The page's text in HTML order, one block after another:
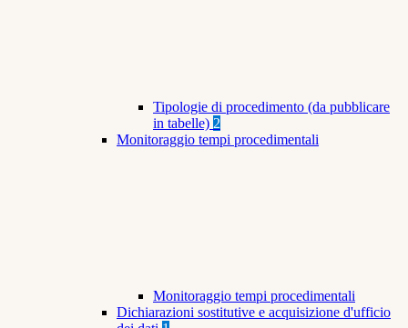
Tipologie di procedimento (da pubblicare
in tabelle) 2
Monitoraggio tempi procedimentali
Monitoraggio tempi procedimentali
Dichiarazioni sostitutive e acquisizione d'ufficio